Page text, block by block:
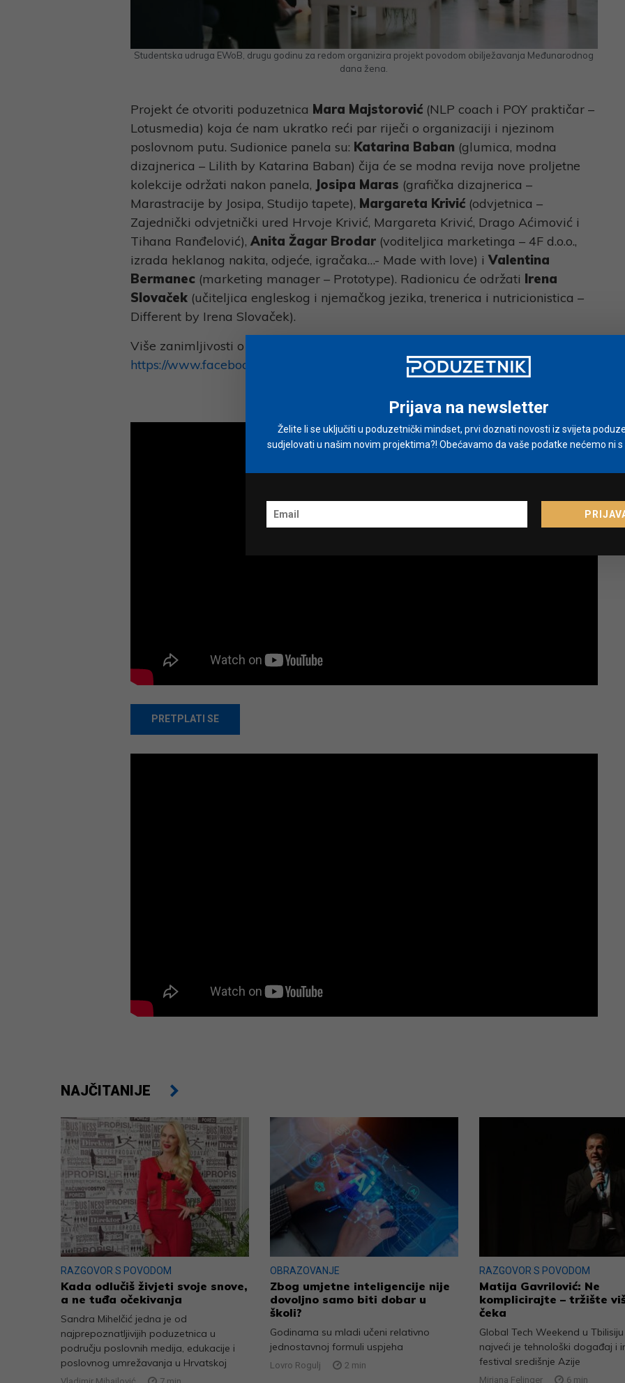
Studentska udruga EWoB, drugu godinu za redom organizira projekt povodom obilježavanja Međunarodnog
dana žena.
Projekt će otvoriti poduzetnica Mara Majstorović(NLP coach i POY praktičar –
Lotusmedia) koja će nam ukratko reći par riječi o organizaciji i njezinom
poslovnom putu. Sudionice panela su: Katarina Baban (glumica, modna
dizajnerica – Lilith by Katarina Baban) čija će se modna revija nove proljetne
kolekcije održati nakon panela, Josipa Maras (grafička dizajnerica –
Marastracije by Josipa, Studijo tapete), Margareta Krivić(odvjetnica –
Zajednički odvjetnički ured Hrvoje Krivić, Margareta Krivić, Drago Aćimović i
Tihana Ranđelović), Anita Žagar Brodar(voditeljica marketinga – 4F d.o.o.,
izrada heklanog nakita, odjeće, igračaka…- Made with love) i Valentina
Bermanec(marketing manager – Prototype). Radionicu će održati Irena
Slovaček(učiteljica engleskog i njemačkog jezika, trenerica i nutricionistica –
Different by Irena Slovaček).
Više zanimljivosti o panelu i poduzetnicama možete pratiti na
https://www.facebook.com/ewob.croatia/
PRETPLATI SE
NAJČITANIJE
RAZGOVOR S POVODOM
Kada odlučiš živjeti svoje snove,
a ne tuđa očekivanja
Sandra Mihelčić jedna je od
najprepoznatljivijih poduzetnica u
području poslovnih medija, edukacije i
poslovnog umrežavanja u Hrvatskoj
OBRAZOVANJE
Zbog umjetne inteligencije nije
dovoljno samo biti dobar u
školi?
Godinama su mladi učeni relativno
jednostavnoj formuli uspjeha
Lovro Rogulj 2 min
RAZGOVOR S POVODOM
Matija Gavrilović: Ne
komplicirajte – tržište
čeka
Global Tech Weekend u
najveći je tehnološki događaj i
festival središnje Azije
Mirjana Felinger 6 min
Prijava na newsletter
Želite li se uključiti u poduzetnički mindset, prvi doznati novosti iz svijeta
sudjelovati u našim novim projektima?! Obećavamo da vaše podatke nećemo ni